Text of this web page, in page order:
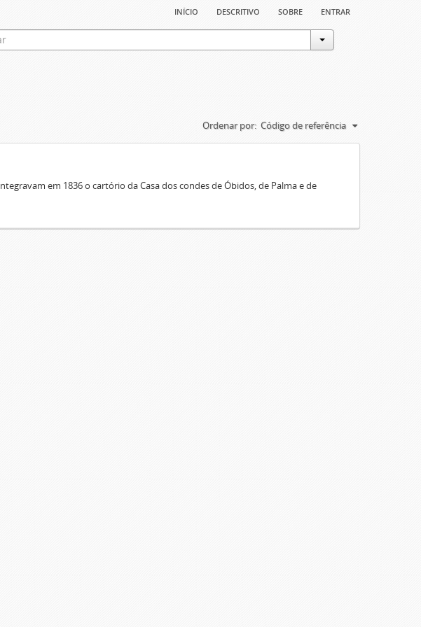
início descritivo sobre entrar
Ordenar por: Código de referência
em 1836 o cartório da Casa dos condes de Óbidos, de Palma e de